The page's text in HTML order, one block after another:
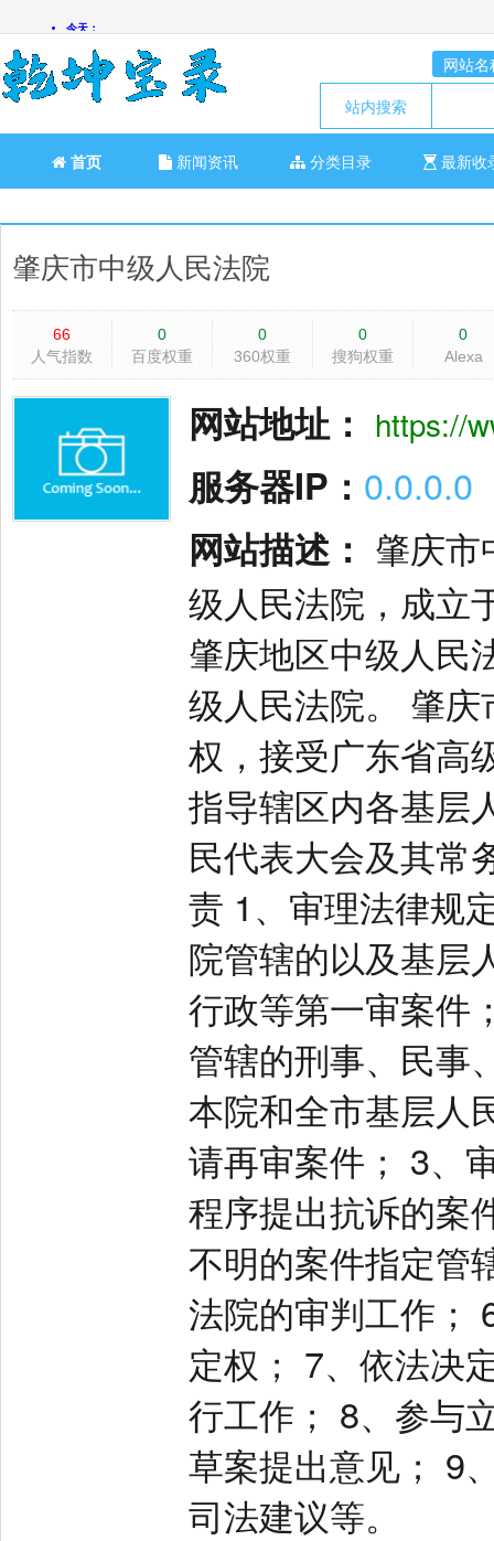
网站名
站内搜索
首页 新闻资讯 分类目录 最新收
肇庆市中级人民法院
66
人气指数
0
百度权重
0
360权重
0
搜狗权重
0
Alexa
网站地址： https://
服务器IP： 0.0.0.0
网站描述： 肇庆市
级人民法院，成立
肇庆地区中级人民
级人民法院。 肇
权，接受广东省高
指导辖区内各基层
民代表大会及其常
责 1、审理法律规
院管辖的以及基层
行政等第一审案件
管辖的刑事、民事
本院和全市基层人
请再审案件； 3、
程序提出抗诉的案
不明的案件指定管
法院的审判工作；
定权； 7、依法决
行工作； 8、参与
草案提出意见； 9
司法建议等。